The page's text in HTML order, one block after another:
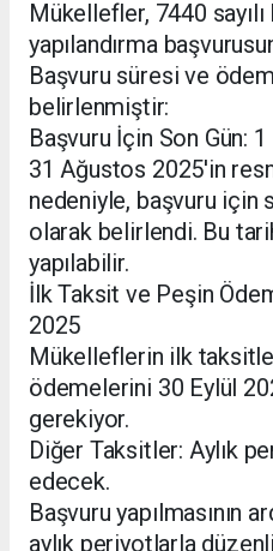
Mükellefler, 7440 sayılı
yapılandırma
Başvuru süresi ve
belirlenmiştir:
Başvuru İçin Son Gün:
31 Ağustos 2025'in
nedeniyle, başvuru için
olarak belirlendi. Bu
yapılabilir.
İlk Taksit ve Peşin
2025
Mükelleflerin ilk
ödemelerini 30 Eylül
gerekiyor.
Diğer Taksitler: Aylık
edecek.
Başvuru yapılmasının
aylık periyotlarla